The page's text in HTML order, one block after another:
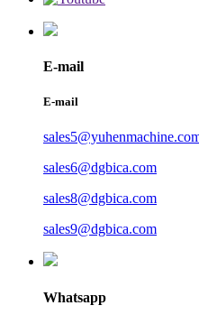
E-mail
E-mail
sales6@dgbica.com
sales8@dgbica.com
sales9@dgbica.com
Whatsapp